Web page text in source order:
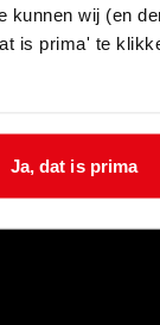
kunnen wij (en
is prima' te
Ja, dat is prima